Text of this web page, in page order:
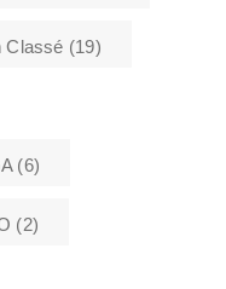
Classé (19)
(6)
(2)